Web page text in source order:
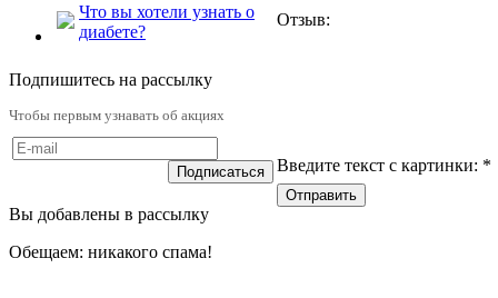
Что вы хотели узнать о
диабете?
Подпишитесь на рассылку
Чтобы первым узнавать об акциях
Вы добавлены в рассылку
Обещаем: никакого спама!
Отзыв:
Введите текст с картинки: *